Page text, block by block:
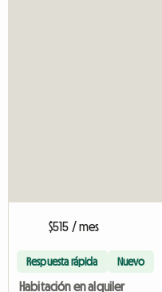
$515 / mes
Respuesta rápida Nuevo
Habitación en alquiler